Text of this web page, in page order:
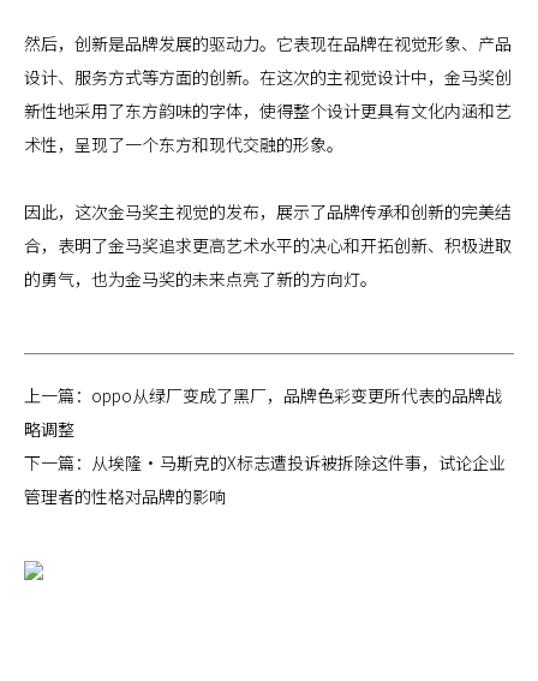
然后，创新是品牌发展的驱动力。它表现在品牌在视觉形象、产品
设计、服务方式等方面的创新。在这次的主视觉设计中，金马奖创
新性地采用了东方韵味的字体，使得整个设计更具有文化内涵和艺
术性，呈现了一个东方和现代交融的形象。
因此，这次金马奖主视觉的发布，展示了品牌传承和创新的完美结
合，表明了金马奖追求更高艺术水平的决心和开拓创新、积极进取
的勇气，也为金马奖的未来点亮了新的方向灯。
上一篇： oppo从绿厂变成了黑厂，品牌色彩变更所代表的品牌战
略调整
下一篇： 从埃隆·马斯克的X标志遭投诉被拆除这件事，试论企业
管理者的性格对品牌的影响